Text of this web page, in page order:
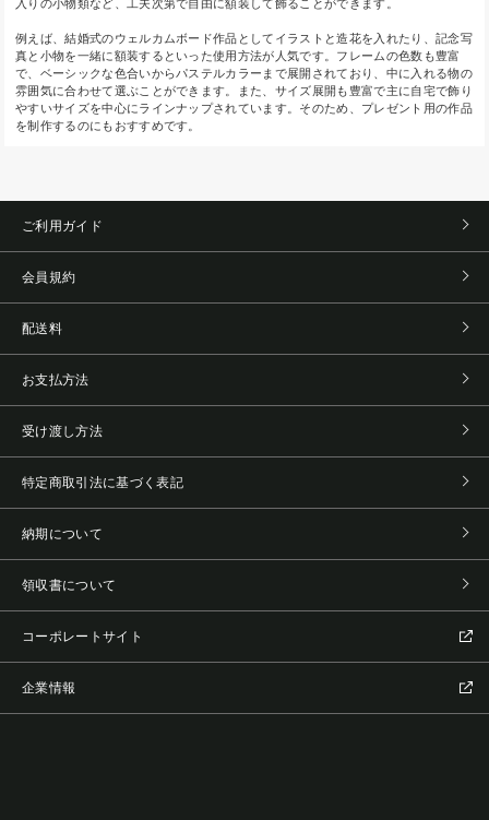
入りの小物類など、工夫次第で自由に額装して飾ることができます。
例えば、結婚式のウェルカムボード作品としてイラストと造花を入れたり、記念写
真と小物を一緒に額装するといった使用方法が人気です。フレームの色数も豊富
で、ベーシックな色合いからパステルカラーまで展開されており、中に入れる物の
雰囲気に合わせて選ぶことができます。また、サイズ展開も豊富で主に自宅で飾り
やすいサイズを中心にラインナップされています。そのため、プレゼント用の作品
を制作するのにもおすすめです。
ご利用ガイド
会員規約
配送料
お支払方法
受け渡し方法
特定商取引法に基づく表記
納期について
領収書について
コーポレートサイト
企業情報